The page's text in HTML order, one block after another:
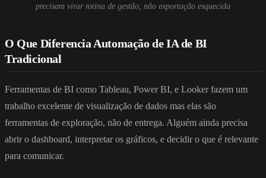
precisam virar rotina de gestão, não exportação esquecida
O Que Diferencia Automação de IA de BI
Tradicional
Ferramentas de BI como Tableau, Power BI, e Looker fazem um
trabalho excelente de visualização de dados mas elas são
ferramentas de exploração, não de entrega. Alguém ainda precisa
abrir o dashboard, interpretar os gráficos, e decidir o que é relevante
para comunicar.